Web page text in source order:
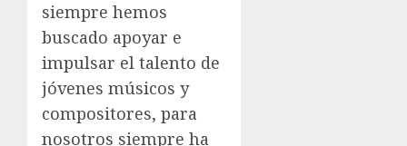
siempre hemos
buscado apoyar e
impulsar el talento de
jóvenes músicos y
compositores, para
nosotros siempre ha